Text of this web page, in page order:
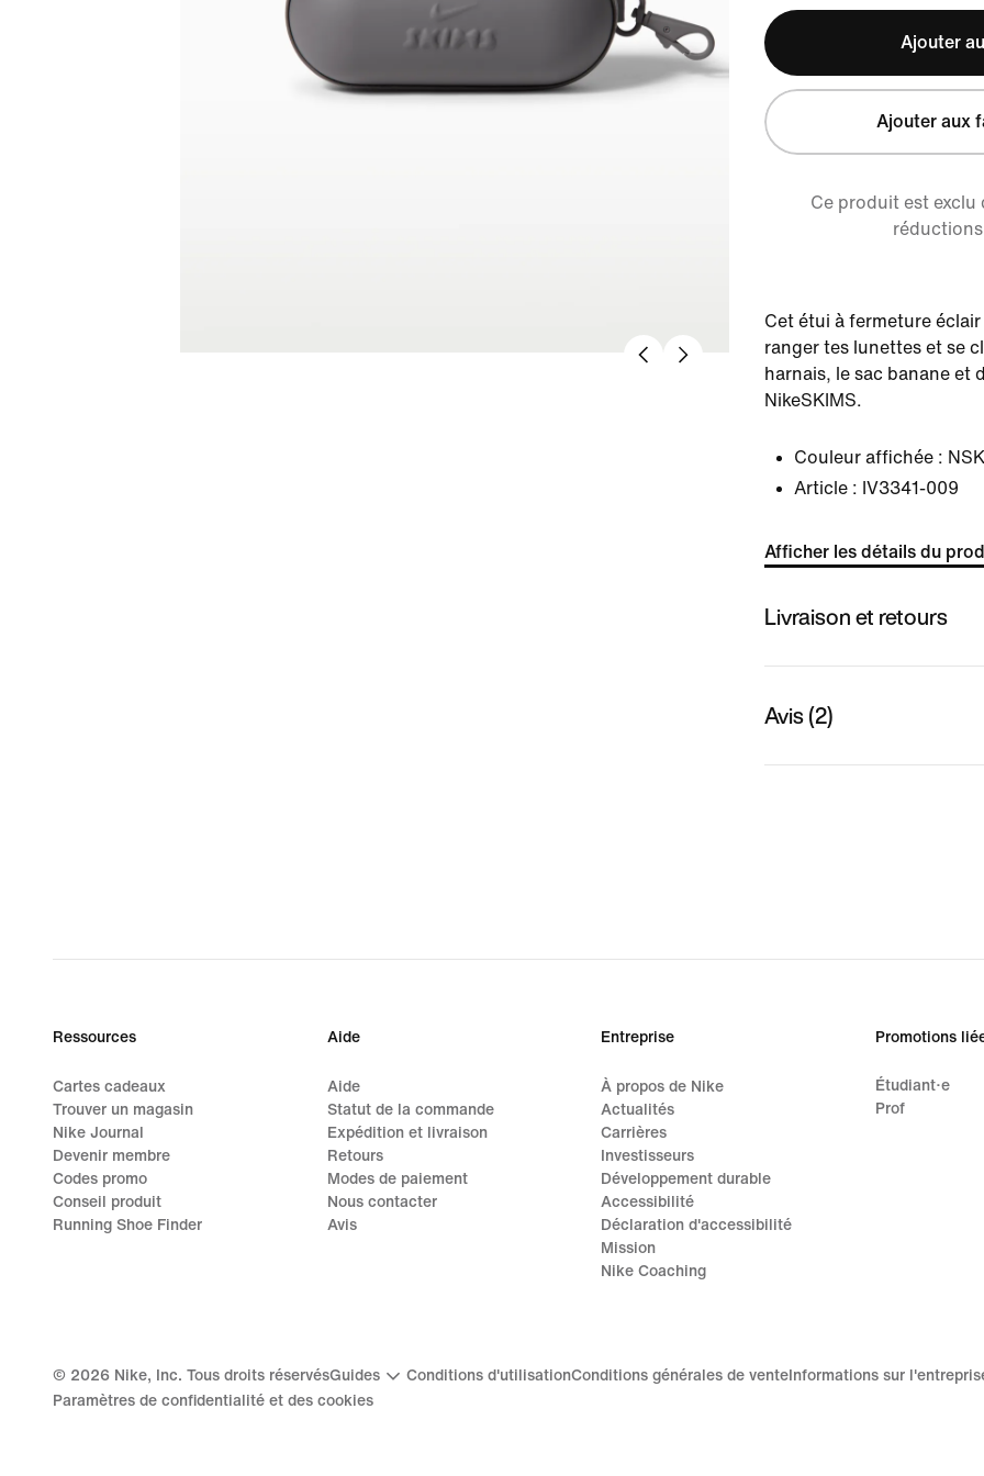
Ajouter
Ajouter aux
Ce produit est exclu
Cet étui à fermeture
ranger tes lunettes et se
harnais, le sac banane et
NikeSKIMS.
Couleur affichée :
Article : IV3341-009
Afficher les détails du
Livraison et retours
Avis (2)
Ressources
Cartes cadeaux
Trouver un magasin
Nike Journal
Devenir membre
Codes promo
Conseil produit
Running Shoe Finder
Aide
Aide
Statut de la commande
Expédition et livraison
Retours
Modes de paiement
Nous contacter
Avis
Entreprise
À propos de Nike
Actualités
Carrières
Investisseurs
Développement durable
Accessibilité
Déclaration d'accessibilité
Mission
Nike Coaching
Promotions
Étudiant·e
Prof
© 2026 Nike, Inc. Tous droits réservésGuides Conditions d'utilisationConditions générales de vente Informations sur
Paramètres de confidentialité et des cookies